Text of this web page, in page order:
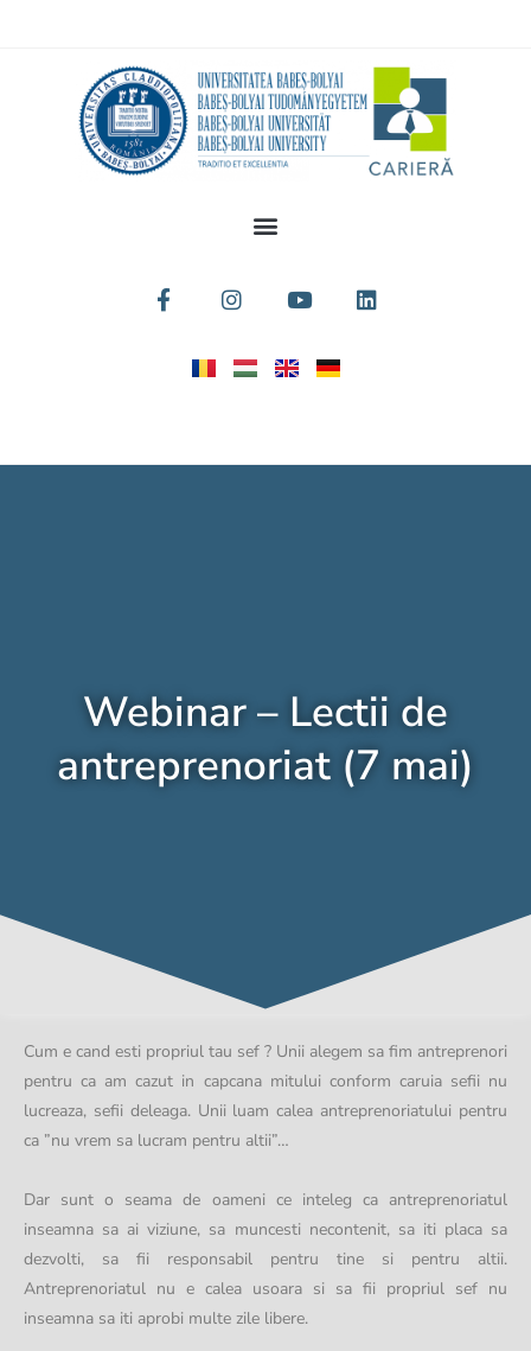
Webinar – Lectii de
antreprenoriat (7 mai)
Cum e cand esti propriul tau sef ? Unii alegem sa fim antreprenori
pentru ca am cazut in capcana mitului conform caruia sefii nu
lucreaza, sefii deleaga. Unii luam calea antreprenoriatului pentru
ca ”nu vrem sa lucram pentru altii”…
Dar sunt o seama de oameni ce inteleg ca antreprenoriatul
inseamna sa ai viziune, sa muncesti necontenit, sa iti placa sa
dezvolti, sa fii responsabil pentru tine si pentru altii.
Antreprenoriatul nu e calea usoara si sa fii propriul sef nu
inseamna sa iti aprobi multe zile libere.